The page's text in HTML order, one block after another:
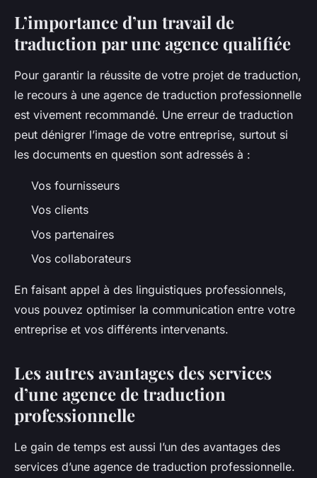
L’importance d’un travail de
traduction par une agence qualifiée
Pour garantir la réussite de votre projet de traduction,
le recours à une agence de traduction professionnelle
est vivement recommandé. Une erreur de traduction
peut dénigrer l’image de votre entreprise, surtout si
les documents en question sont adressés à :
Vos fournisseurs
Vos clients
Vos partenaires
Vos collaborateurs
En faisant appel à des linguistiques professionnels,
vous pouvez optimiser la communication entre votre
entreprise et vos différents intervenants.
Les autres avantages des services
d’une agence de traduction
professionnelle
Le gain de temps est aussi l’un des avantages des
services d’une agence de traduction professionnelle.